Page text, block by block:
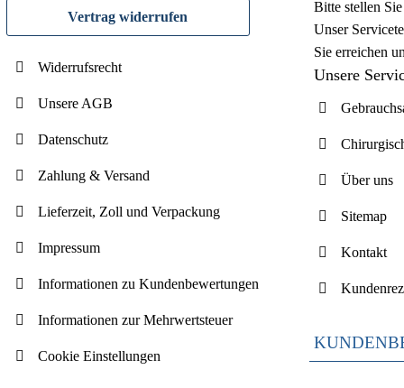
Vertrag widerrufen
Widerrufsrecht
Unsere AGB
Datenschutz
Zahlung & Versand
Lieferzeit, Zoll und Verpackung
Impressum
Informationen zu Kundenbewertungen
Informationen zur Mehrwertsteuer
Cookie Einstellungen
Bitte stellen
Unser
Sie erreichen
Unsere
Über uns
Sitemap
Kontakt